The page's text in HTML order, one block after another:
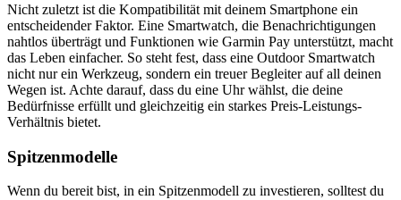
Nicht zuletzt ist die Kompatibilität mit deinem Smartphone ein
entscheidender Faktor. Eine Smartwatch, die Benachrichtigungen
nahtlos überträgt und Funktionen wie Garmin Pay unterstützt, macht
das Leben einfacher. So steht fest, dass eine Outdoor Smartwatch
nicht nur ein Werkzeug, sondern ein treuer Begleiter auf all deinen
Wegen ist. Achte darauf, dass du eine Uhr wählst, die deine
Bedürfnisse erfüllt und gleichzeitig ein starkes Preis-Leistungs-
Verhältnis bietet.
Spitzenmodelle
Wenn du bereit bist, in ein Spitzenmodell zu investieren, solltest du